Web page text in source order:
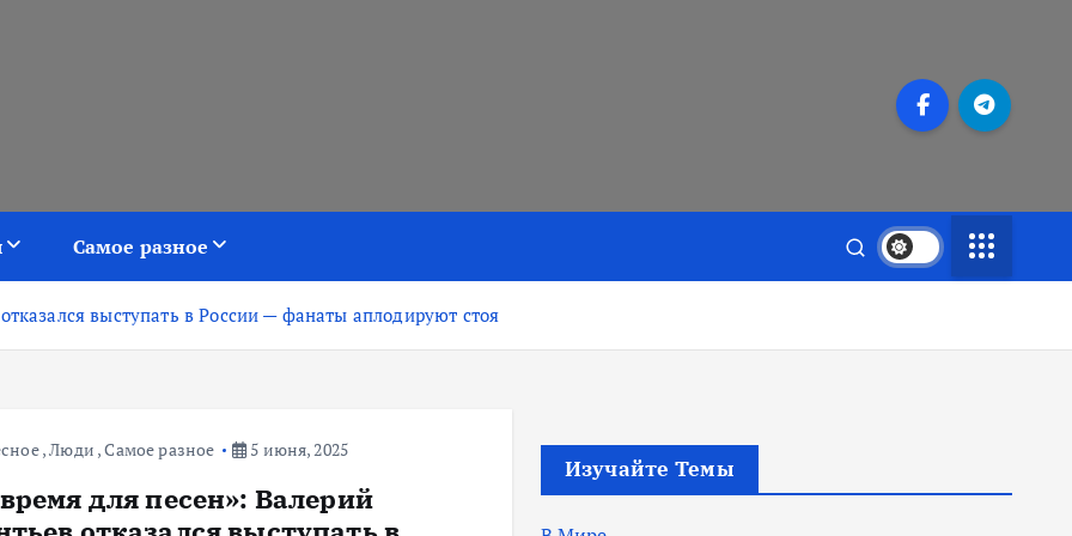
Самое разное
выступать в России — фанаты аплодируют стоя
,Люди ,Самое разное 5 июня, 2025
для песен»: Валерий
Изучайте Темы